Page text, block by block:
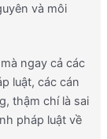
và môi
ngay cả các
luật, các cán
thậm chí là sai
pháp luật về